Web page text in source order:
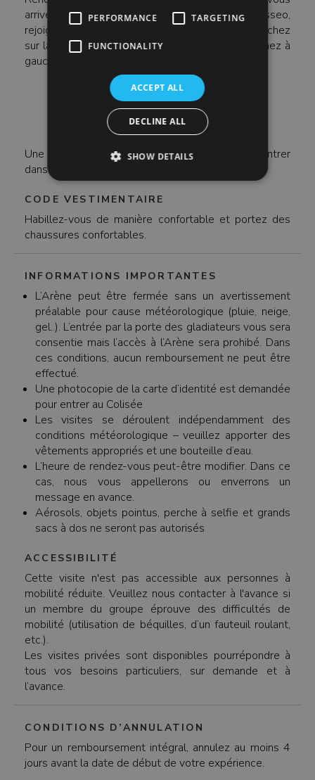
arrivez en métro, depuis la station de métro Colosseo,
rejoignez la terrasse au-dessus de la station. Marchez
sur la 'Via Nicola Salvi' sur environ 100m et tournez à
gauche.
Une pièce d'identité valide est requise pour entrer
dans le Colisée.
CODE VESTIMENTAIRE
Habillez-vous de manière confortable et portez des
chaussures confortables.
INFORMATIONS IMPORTANTES
L’Arène peut être fermée sans un avertissement
préalable pour cause météorologique (pluie, neige,
gel..). L’entrée par la porte des gladiateurs vous sera
consentie mais l’accès à l’Arène sera prohibé. Dans
ces conditions, aucun remboursement ne peut être
effectué.
Une photocopie de la carte d’identité est demandée
pour entrer au Colisée
Les visites se déroulent indépendamment des
conditions météorologique – veuillez apporter des
vêtements appropriés et une bouteille d’eau.
L’heure de rendez-vous peut-être modifier. Dans ce
cas, nous vous appellerons ou enverrons un
message en avance.
Aérosols, objets pointus, perche à selfie et grands
sacs à dos ne seront pas autorisés
ACCESSIBILITÉ
Cette visite n'est pas accessible aux personnes à
mobilité réduite. Veuillez nous contacter à l'avance si
un membre du groupe éprouve des difficultés de
mobilité (utilisation de béquilles, d’un fauteuil roulant,
etc.).
Les visites privées sont disponibles pourrépondre à
tous vos besoins particuliers, sur demande et à
l’avance.
CONDITIONS D’ANNULATION
Pour un remboursement intégral, annulez au moins 4
jours avant la date de début de votre expérience.
PERFORMANCE TARGETING
FUNCTIONALITY
ACCEPT ALL
DECLINE ALL
SHOW DETAILS